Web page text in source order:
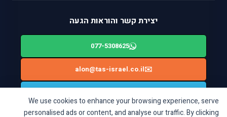
We use cookies to enhance your browsing experience, serve
personalised ads or content, and analyse our traffic. By clicking
יצירת קשר והוראות הגעה
077-5308625
✉️
alon@tas-israel.co.il